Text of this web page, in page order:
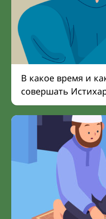
В какое время и
совершать